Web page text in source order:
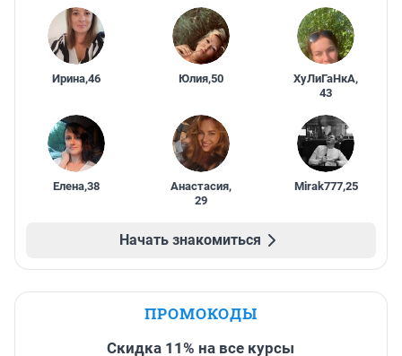
Ирина,46 Юлия,50 ХуЛиГаНкА,
43
Елена,38 Анастасия,
29
Mirak777,25
Начать знакомиться
ПРОМОКОДЫ
Скидка 11% на все курсы